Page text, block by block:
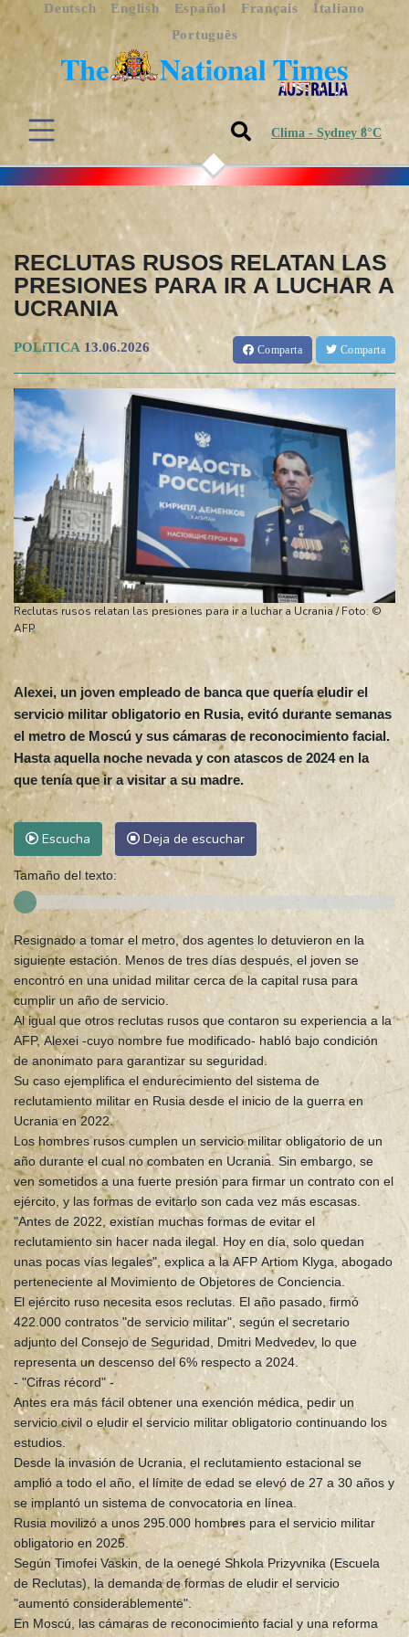
Deutsch English Español Français
Italiano
Português
Clima - Sydney 8°C
RECLUTAS RUSOS RELATAN LAS
PRESIONES PARA IR A LUCHAR A
UCRANIA
POLíTICA 13.06.2026 Comparta Comparta
Reclutas rusos relatan las presiones para ir a luchar a Ucrania / Foto: ©
AFP
Alexei, un joven empleado de banca que quería eludir el
servicio militar obligatorio en Rusia, evitó durante semanas
el metro de Moscú y sus cámaras de reconocimiento facial.
Hasta aquella noche nevada y con atascos de 2024 en la
que tenía que ir a visitar a su madre.
Escucha Deja de escuchar
Tamaño del texto:
Resignado a tomar el metro, dos agentes lo detuvieron en la
siguiente estación. Menos de tres días después, el joven se
encontró en una unidad militar cerca de la capital rusa para
cumplir un año de servicio.
Al igual que otros reclutas rusos que contaron su experiencia a la
AFP, Alexei -cuyo nombre fue modificado- habló bajo condición
de anonimato para garantizar su seguridad.
Su caso ejemplifica el endurecimiento del sistema de
reclutamiento militar en Rusia desde el inicio de la guerra en
Ucrania en 2022.
Los hombres rusos cumplen un servicio militar obligatorio de un
año durante el cual no combaten en Ucrania. Sin embargo, se
ven sometidos a una fuerte presión para firmar un contrato con el
ejército, y las formas de evitarlo son cada vez más escasas.
"Antes de 2022, existían muchas formas de evitar el
reclutamiento sin hacer nada ilegal. Hoy en día, solo quedan
unas pocas vías legales", explica a la AFP Artiom Klyga, abogado
perteneciente al Movimiento de Objetores de Conciencia.
El ejército ruso necesita esos reclutas. El año pasado, firmó
422.000 contratos "de servicio militar", según el secretario
adjunto del Consejo de Seguridad, Dmitri Medvedev, lo que
representa un descenso del 6% respecto a 2024.
- "Cifras récord" -
Antes era más fácil obtener una exención médica, pedir un
servicio civil o eludir el servicio militar obligatorio continuando los
estudios.
Desde la invasión de Ucrania, el reclutamiento estacional se
amplió a todo el año, el límite de edad se elevó de 27 a 30 años y
se implantó un sistema de convocatoria en línea.
Rusia movilizó a unos 295.000 hombres para el servicio militar
obligatorio en 2025.
Según Timofei Vaskin, de la oenegé Shkola Prizyvnika (Escuela
de Reclutas), la demanda de formas de eludir el servicio
"aumentó considerablemente".
En Moscú, las cámaras de reconocimiento facial y una reforma